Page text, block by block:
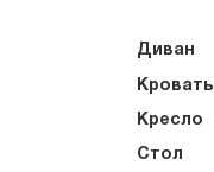
Диван
Кровать
Кресло
Стол